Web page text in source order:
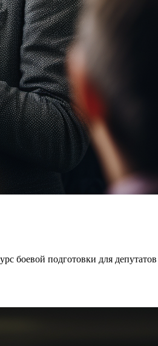
боевой подготовки для